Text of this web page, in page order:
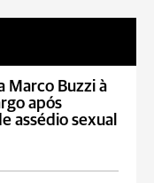
Marco Buzzi à
após
assédio sexual